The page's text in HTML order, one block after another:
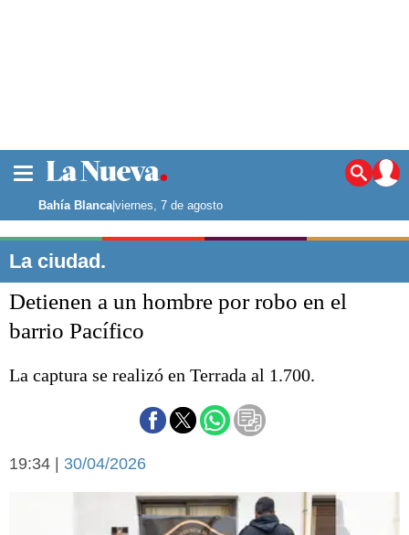
Noticias
La ciudad
Punta Alta
El mundo
Deportes
Escenario Olímpico
Básquetbol
Aplausos
Cines
Bahía Blanca|viernes, 7 de agosto
La ciudad.
Detienen a un hombre por robo en el
barrio Pacífico
La captura se realizó en Terrada al 1.700.
19:34 | 30/04/2026